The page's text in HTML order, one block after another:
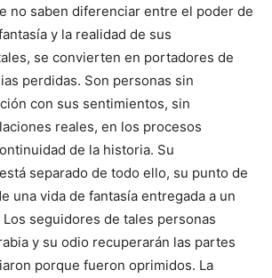
no saben diferenciar entre el poder de
y la realidad de sus
se convierten en portadores de
perdidas. Son personas sin
con sus sentimientos, sin
reales, en los procesos
de la historia. Su
separado de todo ello, su punto de
una vida de fantasía entregada a un
seguidores de tales personas
y su odio recuperarán las partes
porque fueron oprimidos. La